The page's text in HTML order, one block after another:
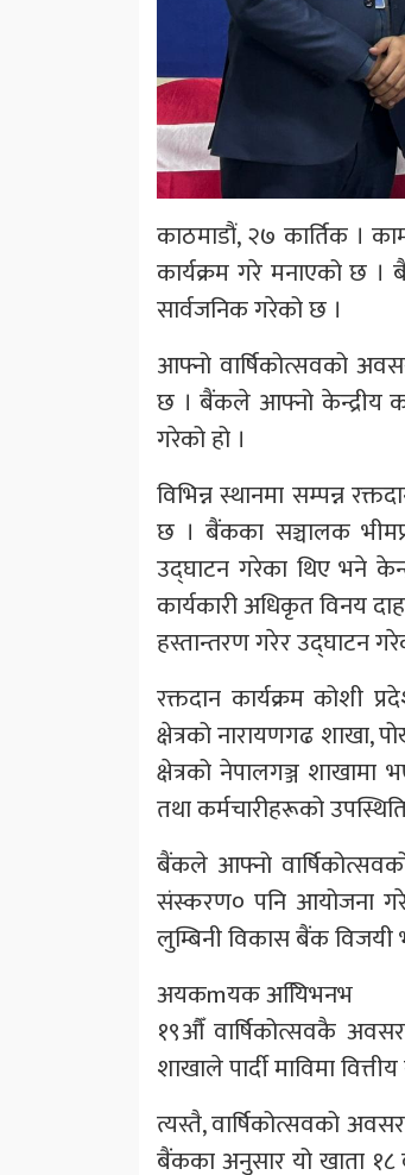
काठमाडौं, २७ कार्तिक ।
कार्यक्रम गरे मनाएको छ ।
सार्वजनिक गरेको छ ।
आफ्नो वार्षिकोत्सवको
छ । बैंकले आफ्नो केन्द्रीय
गरेको हो ।
विभिन्न स्थानमा सम्पन्न
छ । बैंकका सञ्चालक
उद्घाटन गरेका थिए भने
कार्यकारी अधिकृत विनय
हस्तान्तरण गरेर उद्घाटन
रक्तदान कार्यक्रम कोशी
क्षेत्रको नारायणगढ शाखा,
क्षेत्रको नेपालगञ्ज शाखामा
तथा कर्मचारीहरूको
बैंकले आफ्नो
संस्करण० पनि आयोजना
लुम्बिनी विकास बैंक विजयी
अयकmयक अयििभनभ
१९औँ वार्षिकोत्सवकै
शाखाले पार्दी माविमा
त्यस्तै, वार्षिकोत्सवको
बैंकका अनुसार यो खाता १८